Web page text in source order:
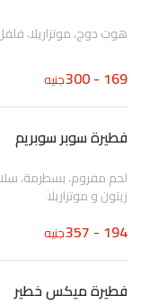
هوت دوج، موتزاريلا،
169 - 300 جنيه
فطيرة سوبر سوبريم
لحم مفروم، بسطرمة،
زيتون و موتزاريلا
194 - 357 جنيه
فطيرة ميكس خطير